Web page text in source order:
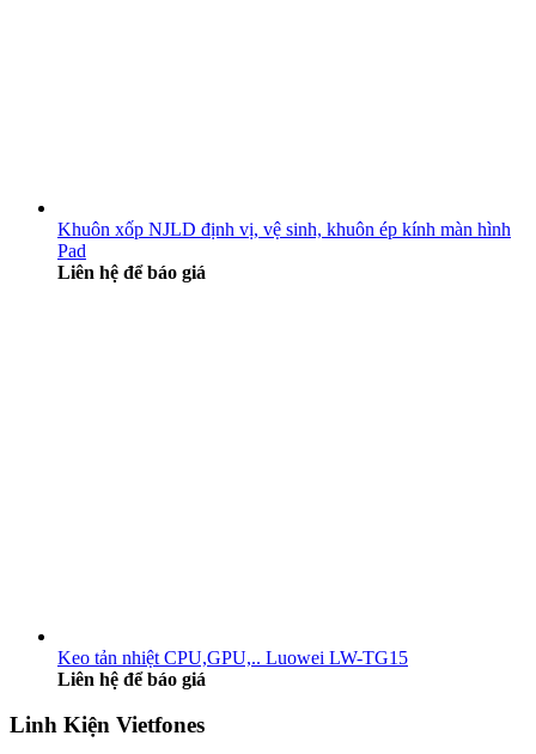
Khuôn xốp NJLD định vị, vệ sinh, khuôn ép kính màn hình
Pad
Liên hệ để báo giá
Keo tản nhiệt CPU,GPU,.. Luowei LW-TG15
Liên hệ để báo giá
Linh Kiện Vietfones